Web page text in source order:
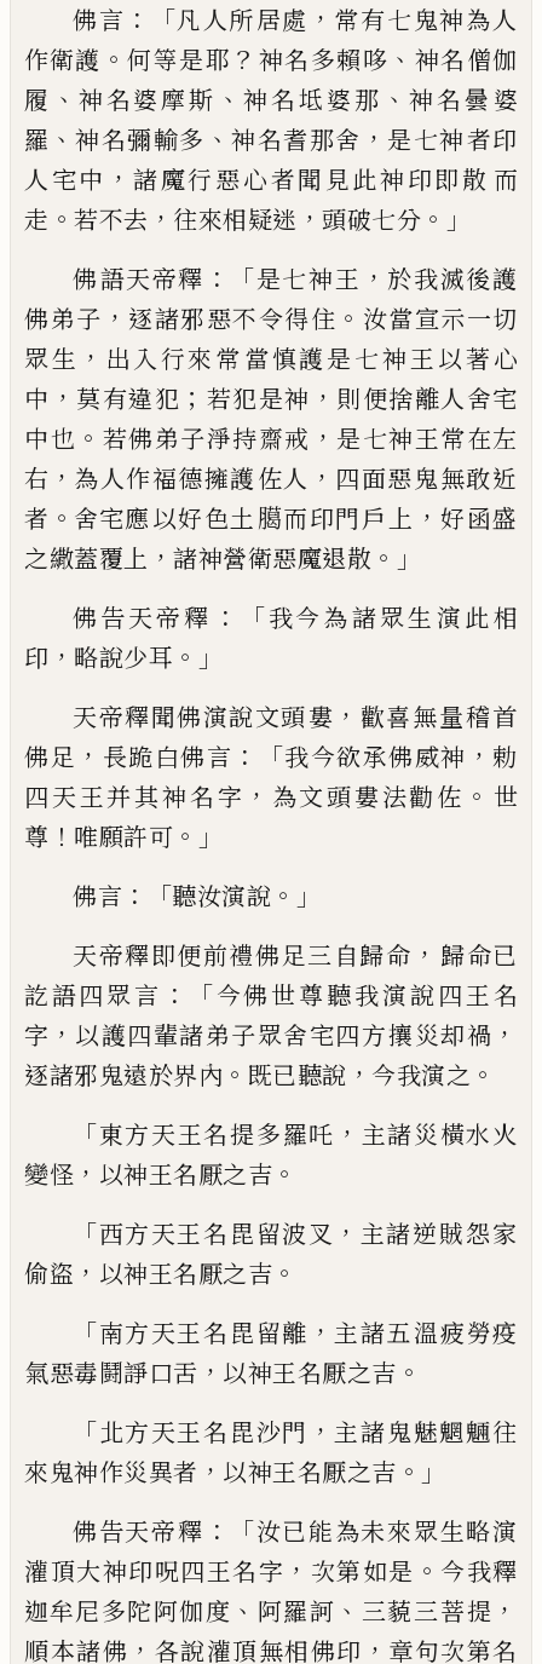
佛言 ：「凡人所居處 ， 常有七鬼神為人
作衛護 。 何等是耶 ？ 神名多賴哆 、 神名僧伽
履 、 神名婆摩斯 、 神名坻婆那 、 神名曇婆
羅 、 神名彌輸多 、 神名耆那舍 ， 是七神者印
人宅中 ， 諸魔行惡心者聞見此神印即散 而
走 。 若不去 ， 往來相疑迷 ， 頭破七分 。」
佛語天帝釋 ：「是七神王 ， 於我滅後護
佛弟子 ， 逐諸邪惡不令得住 。 汝當宣示一切
眾生 ， 出 入行來常當慎護是七神王以著心
中 ， 莫有違犯 ； 若犯是神 ， 則便捨離人舍宅
中也 。 若佛弟子淨持齋戒 ， 是七神王常在左
右 ， 為人作福德擁護佐人 ， 四面惡鬼無敢近
者 。 舍宅應以好色土 臈而印門戶 上 ， 好函盛
之繖蓋覆上 ， 諸神營衛惡魔退散 。」
佛告天帝釋 ：「我今為諸眾生演此相
印 ， 略說少耳 。」
天帝釋聞佛演說文頭婁 ， 歡喜無量稽首
佛足 ， 長跪白佛言 ：「我今欲承佛威神 ， 勅
四天王并其神名 字 ， 為文頭婁法勸佐 。 世
尊 ！ 唯願許可 。」
佛言 ：「聽汝演說 。」
天帝釋即便前禮佛足三自歸命 ， 歸命已
訖語四眾言 ：「今佛世尊聽我演說四王名
字 ， 以護四輩諸弟子眾舍宅四方攘災却禍 ，
逐諸邪鬼遠於界內 。 既已聽說 ， 今我演之 。
「東方天王名提多羅吒 ， 主諸災橫水火
變怪 ， 以神王名厭之吉 。
「西方天王名 毘留波叉 ， 主諸逆賊怨家
偷盜 ， 以神王名厭之吉 。
「南方天王名 毘留離 ， 主諸五溫疲勞疫
氣惡毒鬪諍口舌 ， 以神王名厭之吉 。
「北方天王名 毘沙門 ， 主諸鬼魅魍魎往
來鬼神作災異者 ， 以神王名厭之吉 。」
佛告天帝釋 ：「汝已能為未來眾生略演
灌頂大神印呪四王名字 ， 次第如是 。 今我釋
迦牟尼多陀阿伽度 、 阿羅訶 、 三藐三菩提 ，
順本諸佛 ， 各說灌頂無相佛印 ， 章句次第名